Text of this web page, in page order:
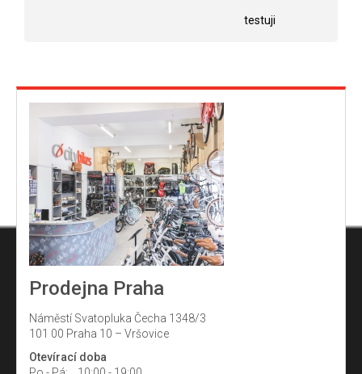
testuji
Prodejna Praha
Náměstí Svatopluka Čecha 1348/3
101 00 Praha 10 – Vršovice
Otevírací doba